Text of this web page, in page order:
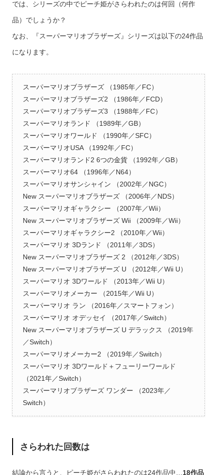
では、シリーズの中でピーチ姫がさらわれたのは何回（何作
品）でしょうか？
なお、『スーパーマリオブラザーズ』シリーズは以下の24作品
になります。
スーパーマリオブラザーズ （1985年／FC）
スーパーマリオブラザーズ2 （1986年／FCD）
スーパーマリオブラザーズ3 （1988年／FC）
スーパーマリオランド （1989年／GB）
スーパーマリオワールド （1990年／SFC）
スーパーマリオUSA （1992年／FC）
スーパーマリオランド2 6つの金貨 （1992年／GB）
スーパーマリオ64 （1996年／N64）
スーパーマリオサンシャイン （2002年／NGC）
New スーパーマリオブラザーズ （2006年／NDS）
スーパーマリオギャラクシー （2007年／Wii）
New スーパーマリオブラザーズ Wii （2009年／Wii）
スーパーマリオギャラクシー2 （2010年／Wii）
スーパーマリオ 3Dランド （2011年／3DS）
New スーパーマリオブラザーズ 2 （2012年／3DS）
New スーパーマリオブラザーズ U （2012年／Wii U）
スーパーマリオ 3Dワールド （2013年／Wii U）
スーパーマリオメーカー （2015年／Wii U）
スーパーマリオ ラン （2016年／スマートフォン）
スーパーマリオ オデッセイ （2017年／Switch）
New スーパーマリオブラザーズ U デラックス （2019年
／Switch）
スーパーマリオメーカー2 （2019年／Switch）
スーパーマリオ 3Dワールド＋フューリーワールド
（2021年／Switch）
スーパーマリオブラザーズ ワンダー （2023年／
Switch）
さらわれた回数は
結論から言うと、ピーチ姫がさらわれたのは24作品中… 18作品